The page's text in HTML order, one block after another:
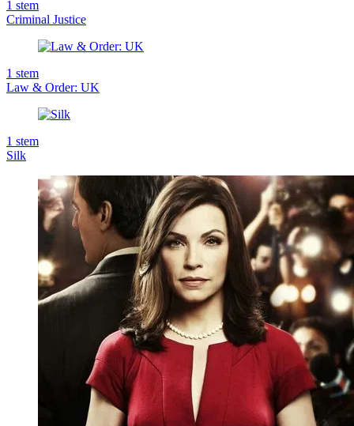
1 stem
Criminal Justice
1 stem
Law & Order: UK
1 stem
Silk